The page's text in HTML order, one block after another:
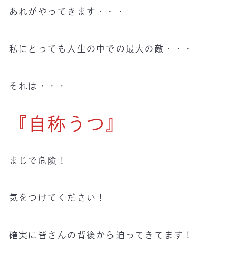
あれがやってきます・・・
私にとっても人生の中での最大の敵・・・
それは・・・
『自称うつ』
まじで危険！
気をつけてください！
確実に皆さんの背後から迫ってきてます！